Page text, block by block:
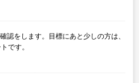
認をします。目標にあと少しの方は、
です。